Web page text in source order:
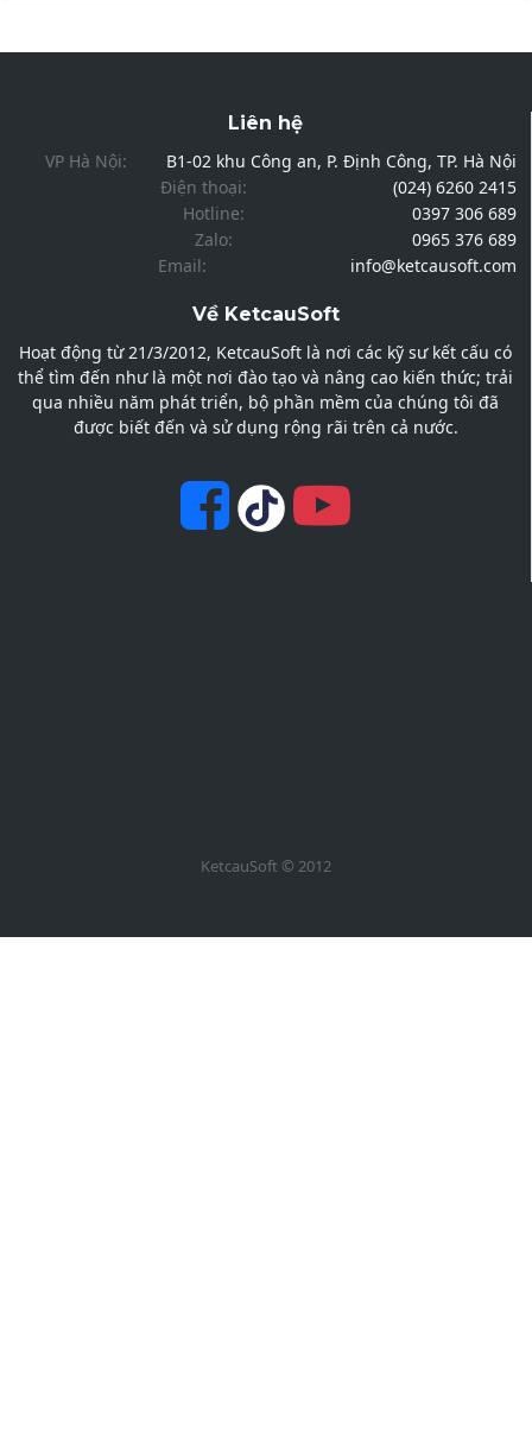
Liên hệ
VP Hà Nội:
B1-02 khu Công an, P. Định Công, TP. Hà Nội
Điện thoại:
(024) 6260 2415
Hotline:
0397 306 689
Zalo:
0965 376 689
Email:
info@ketcausoft.com
Về KetcauSoft
Hoạt động từ 21/3/2012, KetcauSoft là nơi các kỹ sư kết cấu có
thể tìm đến như là một nơi đào tạo và nâng cao kiến thức; trải
qua nhiều năm phát triển, bộ phần mềm của chúng tôi đã
được biết đến và sử dụng rộng rãi trên cả nước.
KetcauSoft © 2012